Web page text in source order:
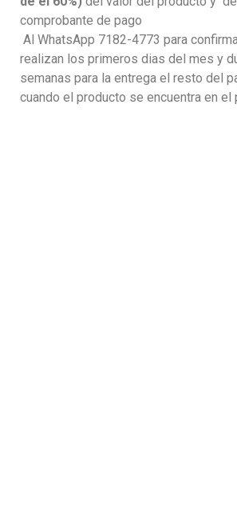
comprobante de pago
Al WhatsApp 7182-4773 para
realizan los primeros dias del mes y
semanas para la entrega el resto del
cuando el producto se encuentra en el